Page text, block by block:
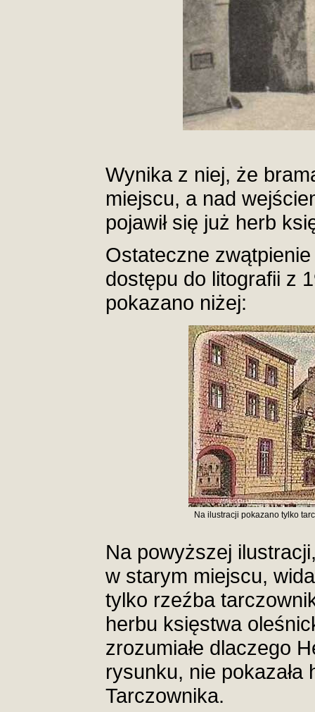
Wynika z niej, że
miejscu, a nad
pojawił się już herb
Ostateczne
dostępu do litografii z
pokazano niżej:
Na ilustracji pokazano tylko
Na powyższej
w starym miejscu,
tylko rzeźba
herbu księstwa
zrozumiałe dlaczego
rysunku, nie
Tarczownika.